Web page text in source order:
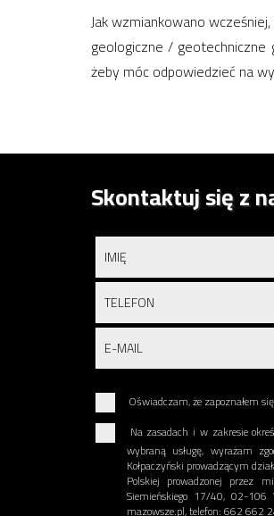
Jak wzmiankowano
geologiczne /
żeby móc odpowiedzieć na
Skontaktuj się z
Oświadczam, że zapoznałem
Na zasadach i w zakresie
wybraną usługę, wyrażam
Kołpaczyński prowadzącym
Polskiej prowadzonej przez
Siemieńskiego 17/40, 02-
mazowsze.pl, telefon: 662 662